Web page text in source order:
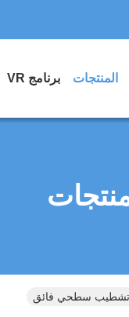
المنتجات برنامج VR